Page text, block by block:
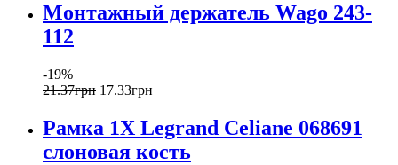
Монтажный держатель Wago 243-
112
-19%
21.37грн 17.33грн
Рамка 1Х Legrand Celiane 068691
слоновая кость